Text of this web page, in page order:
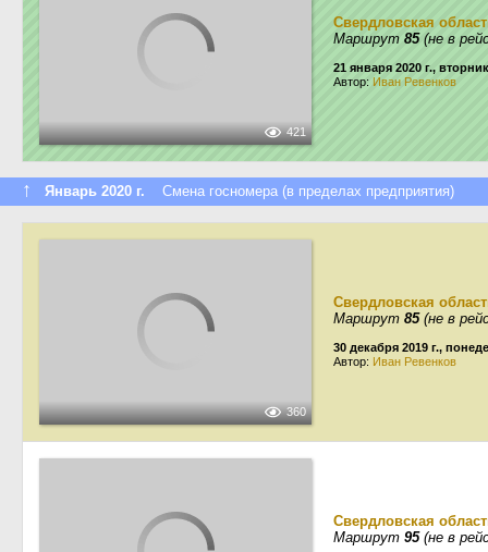
421
Свердловская
Маршрут 85(не в
21 января 2020 г., вторник
Автор: Иван Ревенков
↑ Январь 2020 г. Смена госномера (в пределах предприятия)
360
Свердловская
Маршрут 85(не в
30 декабря 2019 г.,
Автор: Иван Ревенков
Свердловская
Маршрут 95(не в